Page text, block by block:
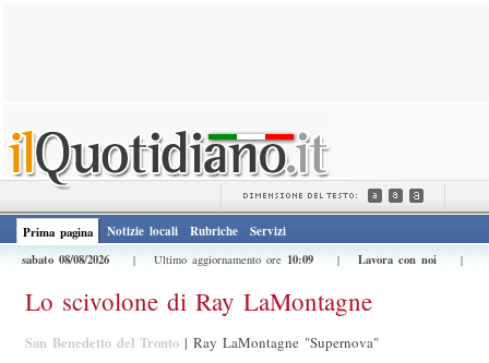
Prima pagina Notizie locali Rubriche
Servizi
sabato 08/08/2026
| Ultimo aggiornamento ore 10:09 | Lavora con noi |
Lo scivolone di Ray LaMontagne
San Benedetto del Tronto | Ray LaMontagne "Supernova"